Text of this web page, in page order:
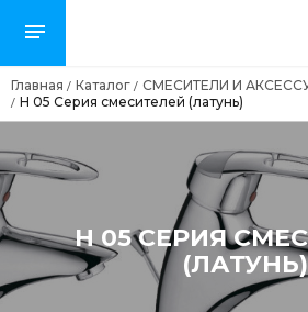
Главная / Каталог / СМЕСИТЕЛИ И
/ H 05 Серия смесителей (латунь)
H 05 СЕРИЯ
(ЛАТУНЬ)